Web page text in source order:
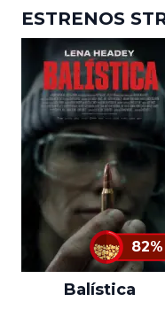
ESTRENOS
82%
Balística